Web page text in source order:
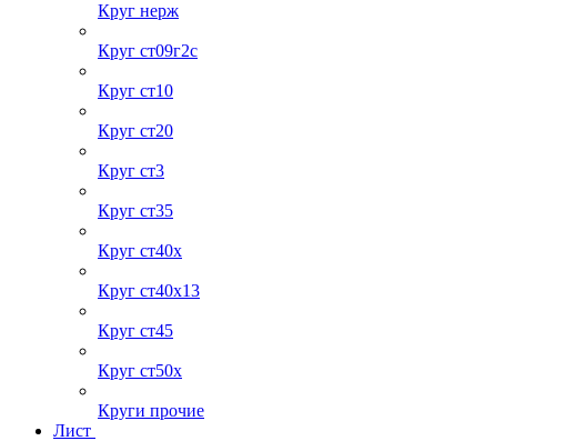
Круг нерж
Круг ст09г2с
Круг ст10
Круг ст20
Круг ст3
Круг ст35
Круг ст40х
Круг ст40х13
Круг ст45
Круг ст50х
Круги прочие
Лист